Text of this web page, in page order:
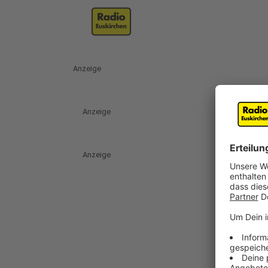
Anzeige
Anzeige
Anzeige